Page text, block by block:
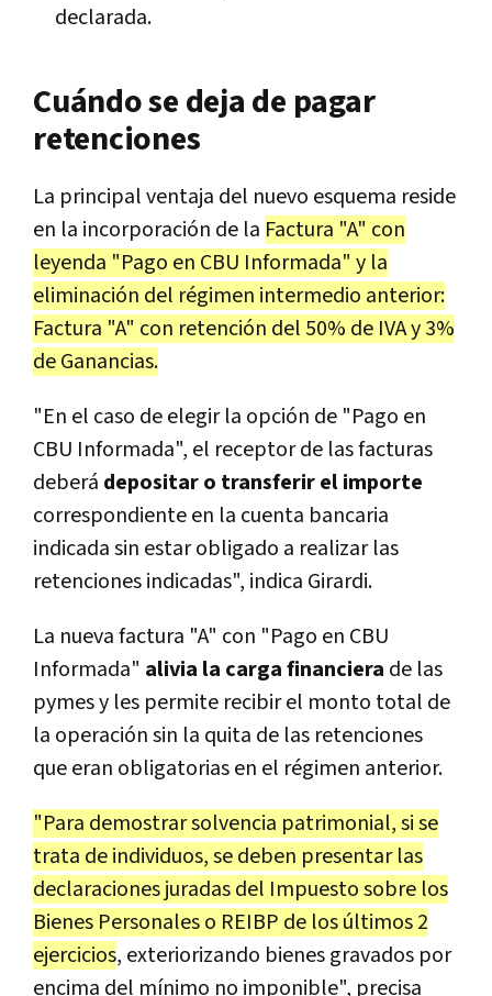
declarada.
Cuándo se deja de pagar
retenciones
La principal ventaja del nuevo esquema reside
en la incorporación de la Factura "A" con
leyenda "Pago en CBU Informada" y la
eliminación del régimen intermedio anterior:
Factura "A" con retención del 50% de IVA y 3%
de Ganancias.
"En el caso de elegir la opción de "Pago en
CBU Informada", el receptor de las facturas
deberá depositar o transferir el importe
correspondiente en la cuenta bancaria
indicada sin estar obligado a realizar las
retenciones indicadas", indica Girardi.
La nueva factura "A" con "Pago en CBU
Informada" alivia la carga financiera de las
pymes y les permite recibir el monto total de
la operación sin la quita de las retenciones
que eran obligatorias en el régimen anterior.
"Para demostrar solvencia patrimonial, si se
trata de individuos, se deben presentar las
declaraciones juradas del Impuesto sobre los
Bienes Personales o REIBP de los últimos 2
ejercicios, exteriorizando bienes gravados por
encima del mínimo no imponible", precisa